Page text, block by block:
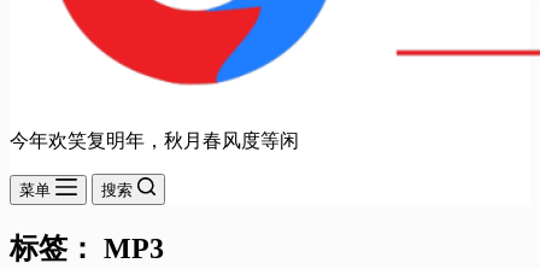
今年欢笑复明年，秋月春风度等闲
菜单 搜索
标签： MP3